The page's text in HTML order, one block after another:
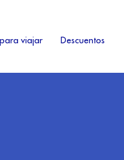
viajar Descuentos